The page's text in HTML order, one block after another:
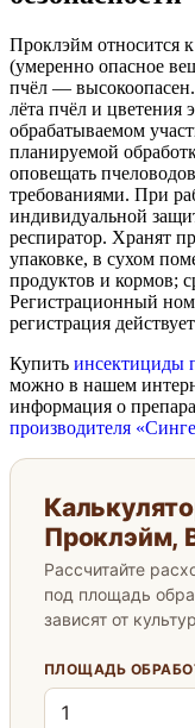
Проклэйм относится к
(умеренно опасное
пчёл —
лёта пчёл и цветения
обрабатываемом
планируемой
оповещать
требованиями. При
индивидуальной
респиратор. Хранят
упаковке, в сухом
продуктов и кормов;
Регистрационный
регистрация
Купить инсектициды
можно в нашем
информация о
производителя
Проклэйм,
Рассчитайте
под площадь
зависят от
ПЛОЩАДЬ